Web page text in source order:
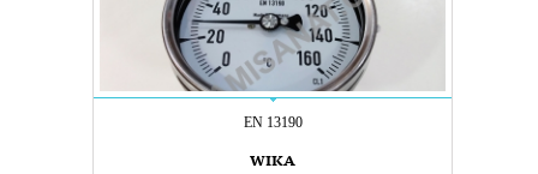
EN 13190
WIKA